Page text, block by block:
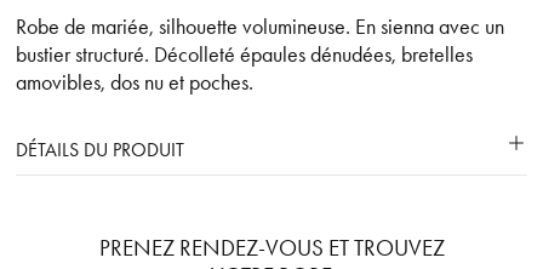
Robe de mariée, silhouette volumineuse. En sienna avec un
bustier structuré. Décolleté épaules dénudées, bretelles
amovibles, dos nu et poches.
DÉTAILS DU PRODUIT
PRENEZ RENDEZ-VOUS ET TROUVEZ